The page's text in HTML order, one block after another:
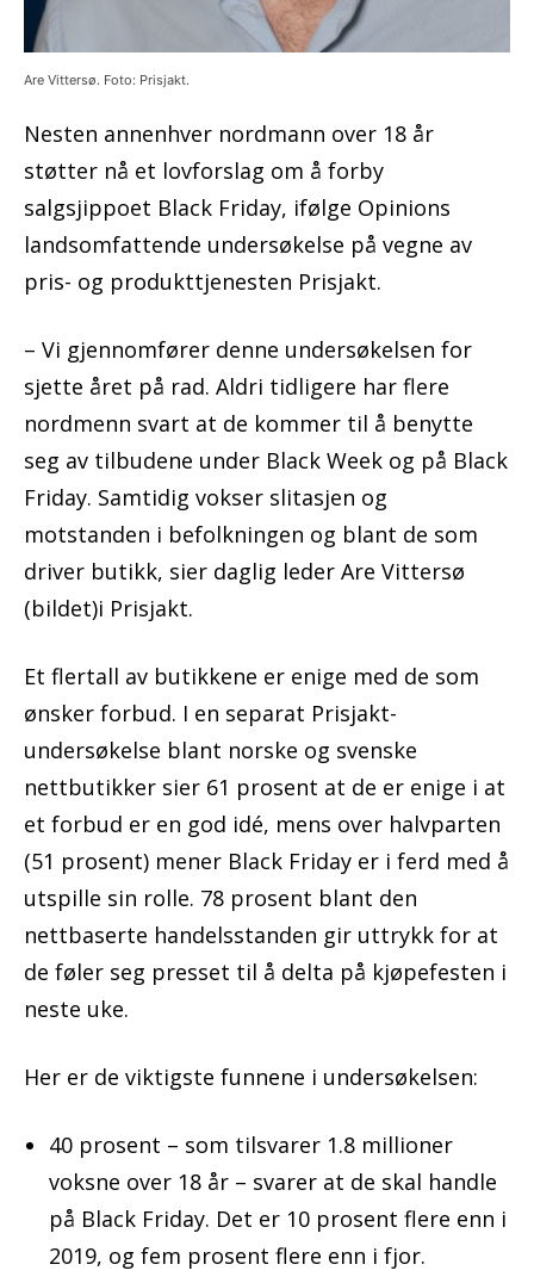
Are Vittersø. Foto: Prisjakt.
Nesten annenhver nordmann over 18 år
støtter nå et lovforslag om å forby
salgsjippoet Black Friday, ifølge Opinions
landsomfattende undersøkelse på vegne av
pris- og produkttjenesten Prisjakt.
– Vi gjennomfører denne undersøkelsen for
sjette året på rad. Aldri tidligere har flere
nordmenn svart at de kommer til å benytte
seg av tilbudene under Black Week og på Black
Friday. Samtidig vokser slitasjen og
motstanden i befolkningen og blant de som
driver butikk, sier daglig leder Are Vittersø
(bildet)i Prisjakt.
Et flertall av butikkene er enige med de som
ønsker forbud. I en separat Prisjakt-
undersøkelse blant norske og svenske
nettbutikker sier 61 prosent at de er enige i at
et forbud er en god idé, mens over halvparten
(51 prosent) mener Black Friday er i ferd med å
utspille sin rolle. 78 prosent blant den
nettbaserte handelsstanden gir uttrykk for at
de føler seg presset til å delta på kjøpefesten i
neste uke.
Her er de viktigste funnene i undersøkelsen:
40 prosent – som tilsvarer 1.8 millioner
voksne over 18 år – svarer at de skal handle
på Black Friday. Det er 10 prosent flere enn i
2019, og fem prosent flere enn i fjor.